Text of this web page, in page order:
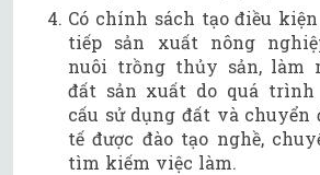
Có chính sách tạo điều
tiếp sản xuất nông
nuôi trồng thủy sản, làm
đất sản xuất do quá trình
cấu sử dụng đất và
tế được đào tạo nghề,
tìm kiếm việc làm.